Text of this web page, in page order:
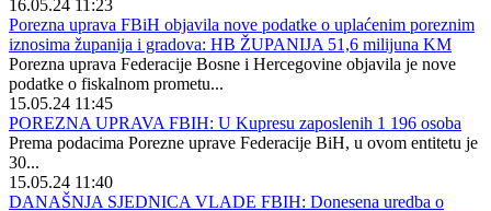
16.05.24 11:23
Porezna uprava FBiH objavila nove podatke o uplaćenim poreznim
iznosima županija i gradova: HB ŽUPANIJA 51,6 milijuna KM
Porezna uprava Federacije Bosne i Hercegovine objavila je nove
podatke o fiskalnom prometu...
15.05.24 11:45
POREZNA UPRAVA FBIH: U Kupresu zaposlenih 1 196 osoba
Prema podacima Porezne uprave Federacije BiH, u ovom entitetu je
30...
15.05.24 11:40
DANAŠNJA SJEDNICA VLADE FBIH: Donesena uredba o